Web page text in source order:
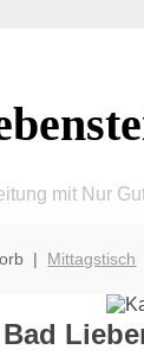
mit Nur
| Mittagstisch